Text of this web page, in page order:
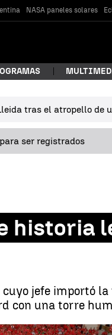
NASA paneles solares
tras el atropello de
ser registrados
historia
jefe importó
con una torre